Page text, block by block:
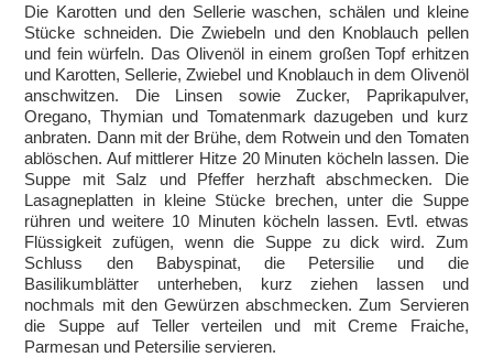
Die Karotten und den Sellerie waschen, schälen und kleine
Stücke schneiden. Die Zwiebeln und den Knoblauch pellen
und fein würfeln. Das Olivenöl in einem großen Topf erhitzen
und Karotten, Sellerie, Zwiebel und Knoblauch in dem Olivenöl
anschwitzen. Die Linsen sowie Zucker, Paprikapulver,
Oregano, Thymian und Tomatenmark dazugeben und kurz
anbraten. Dann mit der Brühe, dem Rotwein und den Tomaten
ablöschen. Auf mittlerer Hitze 20 Minuten köcheln lassen. Die
Suppe mit Salz und Pfeffer herzhaft abschmecken. Die
Lasagneplatten in kleine Stücke brechen, unter die Suppe
rühren und weitere 10 Minuten köcheln lassen. Evtl. etwas
Flüssigkeit zufügen, wenn die Suppe zu dick wird. Zum
Schluss den Babyspinat, die Petersilie und die
Basilikumblätter unterheben, kurz ziehen lassen und
nochmals mit den Gewürzen abschmecken. Zum Servieren
die Suppe auf Teller verteilen und mit Creme Fraiche,
Parmesan und Petersilie servieren.